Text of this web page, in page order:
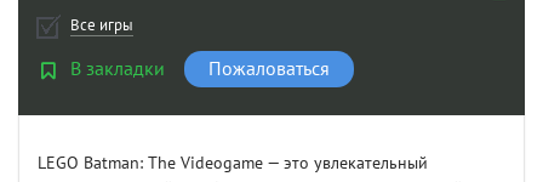
Все игры
В закладки Пожаловаться
LEGO Batman: The Videogame — это увлекательный